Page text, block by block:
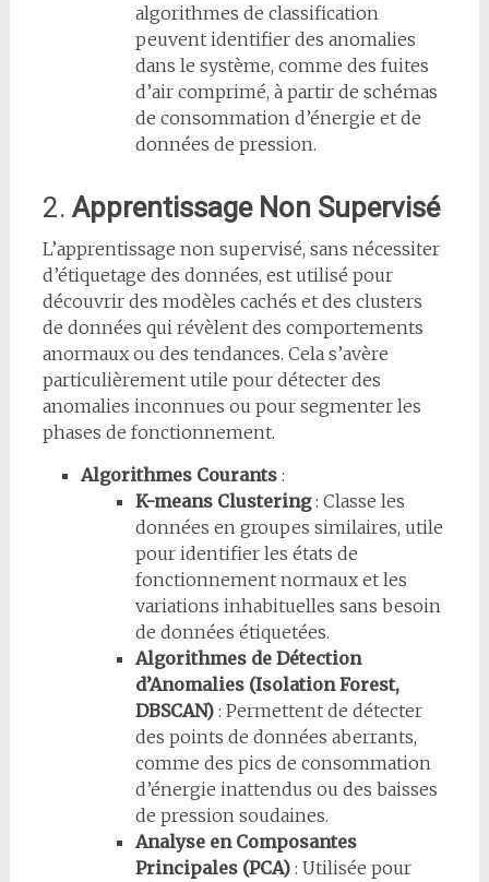
algorithmes de classification
peuvent identifier des anomalies
dans le système, comme des fuites
d’air comprimé, à partir de schémas
de consommation d’énergie et de
données de pression.
2. Apprentissage Non Supervisé
L’apprentissage non supervisé, sans nécessiter
d’étiquetage des données, est utilisé pour
découvrir des modèles cachés et des clusters
de données qui révèlent des comportements
anormaux ou des tendances. Cela s’avère
particulièrement utile pour détecter des
anomalies inconnues ou pour segmenter les
phases de fonctionnement.
Algorithmes Courants:
K-means Clustering: Classe les
données en groupes similaires, utile
pour identifier les états de
fonctionnement normaux et les
variations inhabituelles sans besoin
de données étiquetées.
Algorithmes de Détection
d’Anomalies (Isolation Forest,
DBSCAN): Permettent de détecter
des points de données aberrants,
comme des pics de consommation
d’énergie inattendus ou des baisses
de pression soudaines.
Analyse en Composantes
Principales (PCA): Utilisée pour